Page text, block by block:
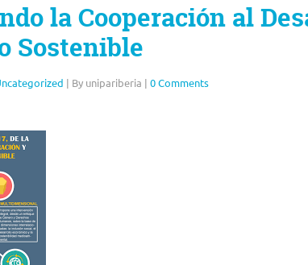
la Cooperación al
Sostenible
| By unipariberia | 0 Comments